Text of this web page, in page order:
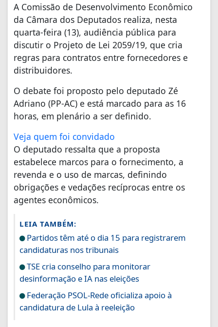
A Comissão de Desenvolvimento Econômico
da Câmara dos Deputados realiza, nesta
quarta-feira (13), audiência pública para
discutir o Projeto de Lei 2059/19, que cria
regras para contratos entre fornecedores e
distribuidores.
O debate foi proposto pelo deputado Zé
Adriano (PP-AC) e está marcado para as 16
horas, em plenário a ser definido.
Veja quem foi convidado
O deputado ressalta que a proposta
estabelece marcos para o fornecimento, a
revenda e o uso de marcas, definindo
obrigações e vedações recíprocas entre os
agentes econômicos.
LEIA TAMBÉM:
Partidos têm até o dia 15 para registrarem
candidaturas nos tribunais
TSE cria conselho para monitorar
desinformação e IA nas eleições
Federação PSOL-Rede oficializa apoio à
candidatura de Lula à reeleição